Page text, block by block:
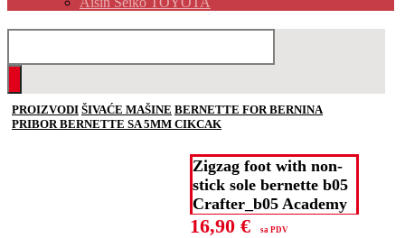
PROIZVODI ŠIVAĆE MAŠINE BERNETTE FOR BERNINA
PRIBOR BERNETTE SA 5MM CIKCAK
Zigzag foot with non-
stick sole bernette b05
Crafter_b05 Academy
16,90€ sa PDV